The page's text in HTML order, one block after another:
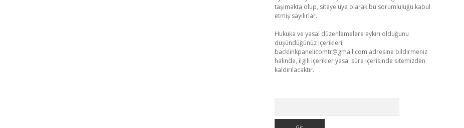
taşımakta olup, siteye üye olarak bu sorumluluğu kabul
etmiş sayılırlar.
Hukuka ve yasal düzenlemelere aykırı olduğunu
düşündüğünüz içerikleri,
backlinkpanelicomtr@gmail.com adresine bildirmeniz
halinde, ilgili içerikler yasal süre içerisinde sitemizden
kaldırılacaktır.